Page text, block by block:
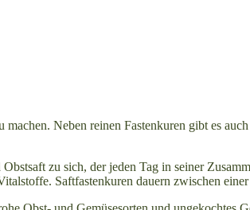
Neben reinen Fastenkuren gibt es
zu sich, der jeden Tag in seiner
Saftfastenkuren dauern zwischen